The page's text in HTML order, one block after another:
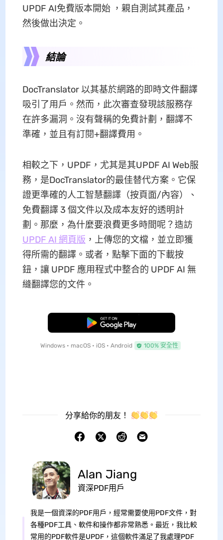
UPDF AI免費版本開始 ，親自測試其產品，
然後做出決定。
結論
DocTranslator 以其基於網路的即時文件翻譯
吸引了用戶。然而，此次審查發現該服務存
在許多漏洞。沒有聲稱的免費計劃，翻譯不
準確，並且有訂閱+翻譯費用。
相較之下，UPDF，尤其是其UPDF AI Web服
務，是DocTranslator的最佳替代方案。它保
證更準確的人工智慧翻譯（按頁面/內容）、
免費翻譯 3 個文件以及成本友好的透明計
劃。那麼，為什麼要浪費更多時間呢？造訪
UPDF AI 網頁版 ，上傳您的文檔，並立即獲
得所需的翻譯。或者，點擊下面的下載按
鈕，讓 UPDF 應用程式中整合的 UPDF AI 無
縫翻譯您的文件。
免費下載
Windows • macOS • iOS • Android 100% 安全性
分享給你的朋友！
Alan Jiang
資深PDF用戶
我是一個資深的PDF用戶，經常需要使用PDF文件，對
各種PDF工具、軟件和操作都非常熟悉。最近，我比較
常用的PDF軟件是UPDF，這個軟件滿足了我處理PDF